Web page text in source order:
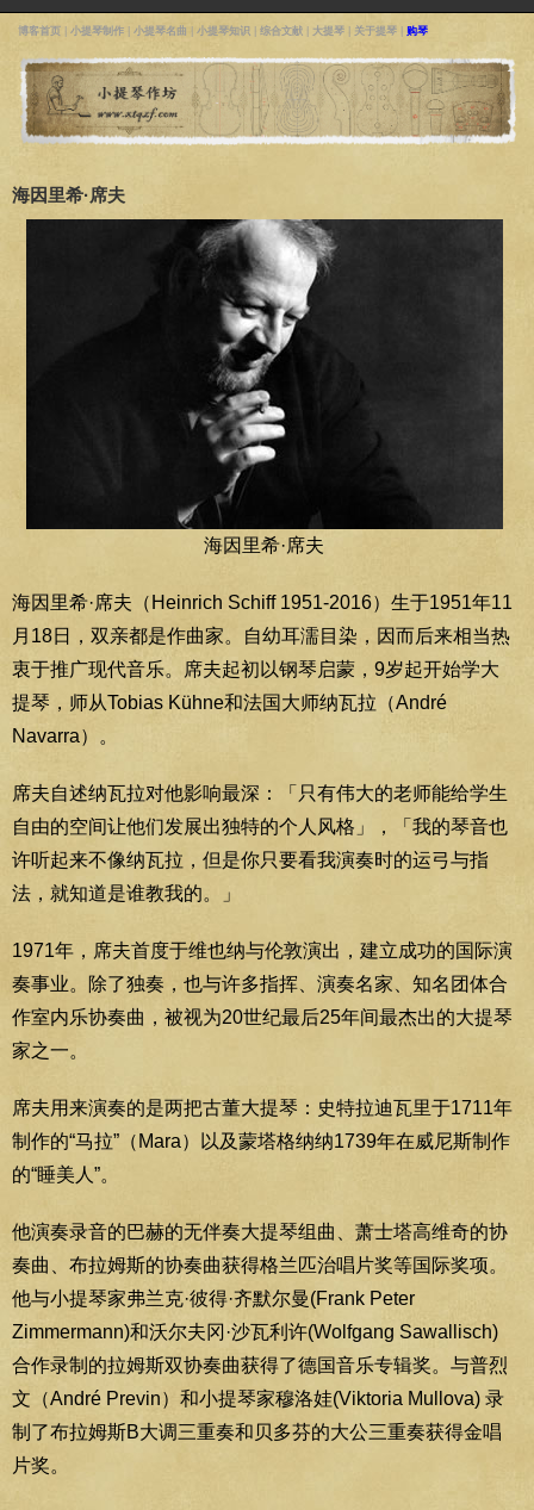
博客首页 小提琴制作 小提琴名曲 小提琴知识 综合文献 大提琴 关于提琴 购琴
海因里希·席夫
海因里希·席夫
海因里希·席夫（Heinrich Schiff 1951-2016）生于1951年11
月18日，双亲都是作曲家。自幼耳濡目染，因而后来相当热
衷于推广现代音乐。席夫起初以钢琴启蒙，9岁起开始学大
提琴，师从Tobias Kühne和法国大师纳瓦拉（André
Navarra）。
席夫自述纳瓦拉对他影响最深：「只有伟大的老师能给学生
自由的空间让他们发展出独特的个人风格」，「我的琴音也
许听起来不像纳瓦拉，但是你只要看我演奏时的运弓与指
法，就知道是谁教我的。」
1971年，席夫首度于维也纳与伦敦演出，建立成功的国际演
奏事业。除了独奏，也与许多指挥、演奏名家、知名团体合
作室内乐协奏曲，被视为20世纪最后25年间最杰出的大提琴
家之一。
席夫用来演奏的是两把古董大提琴：史特拉迪瓦里于1711年
制作的“马拉”（Mara）以及蒙塔格纳纳1739年在威尼斯制作
的“睡美人”。
他演奏录音的巴赫的无伴奏大提琴组曲、萧士塔高维奇的协
奏曲、布拉姆斯的协奏曲获得格兰匹治唱片奖等国际奖项。
他与小提琴家弗兰克·彼得·齐默尔曼(Frank Peter
Zimmermann)和沃尔夫冈·沙瓦利许(Wolfgang Sawallisch)
合作录制的拉姆斯双协奏曲获得了德国音乐专辑奖。与普烈
文（André Previn）和小提琴家穆洛娃(Viktoria Mullova) 录
制了布拉姆斯B大调三重奏和贝多芬的大公三重奏获得金唱
片奖。